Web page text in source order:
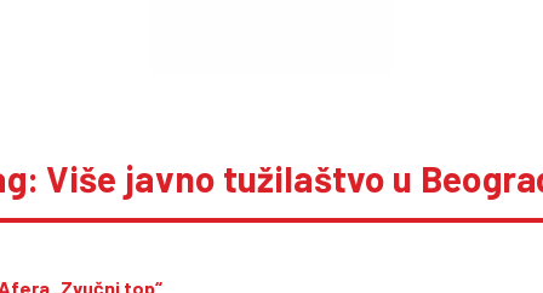
Više javno tužilaštvo u
„Zvučni top“